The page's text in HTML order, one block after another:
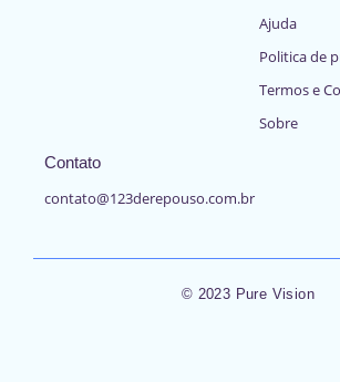
Ajuda
Politica de
Termos e
Sobre
Contato
contato@123derepouso.com.br
© 2023 Pure Vision